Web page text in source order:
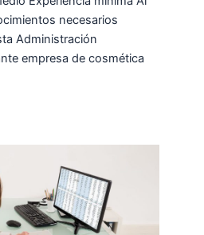
necesarios
Administración
empresa de cosmética